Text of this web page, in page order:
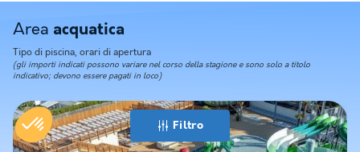
Filtro
Area acquatica
Tipo di piscina, orari di apertura
(gli importi indicati possono variare nel corso della stagione e sono solo a titolo
indicativo; devono essere pagati in loco)